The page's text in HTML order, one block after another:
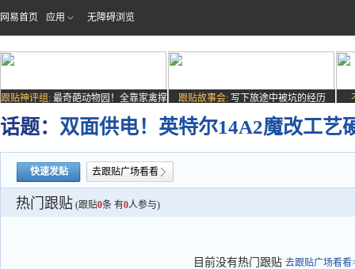
网易首页 应用 无障碍浏览
跟贴神评组: 最奇葩动物园！全靠家禽撑
场子
跟贴故事会: 写下旅途中被坑的经历
话题： 双面供电！英特尔14A2魔改工艺
快速发贴 去跟贴广场看看
热门跟贴 (跟贴0条 有0人参与)
目前没有热门跟贴 去跟贴广场看看